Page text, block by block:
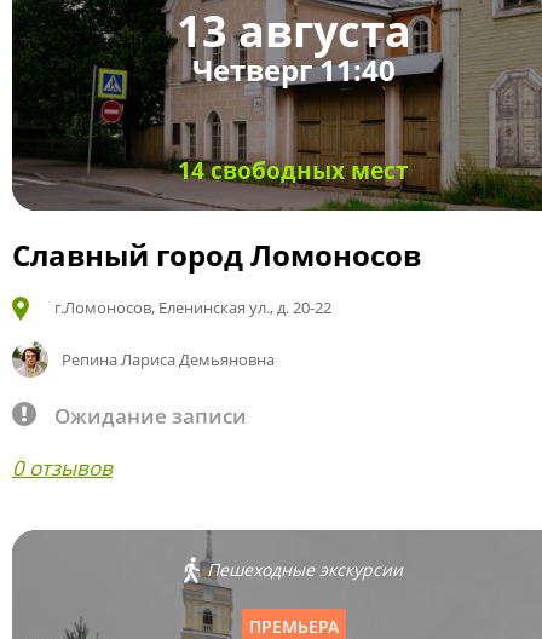
13 августа
Четверг 11:40
14 свободных мест
Славный город Ломоносов
г.Ломоносов, Еленинская ул., д. 20-22
Репина Лариса Демьяновна
Ожидание записи
0 отзывов
Пешеходные экскурсии
ПРЕМЬЕРА